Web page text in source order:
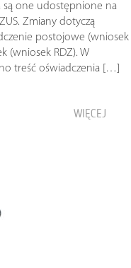
są one udostępnione na
Zmiany dotyczą
postojowe (wniosek
(wniosek RDZ). W
treść oświadczenia […]
WIĘCEJ